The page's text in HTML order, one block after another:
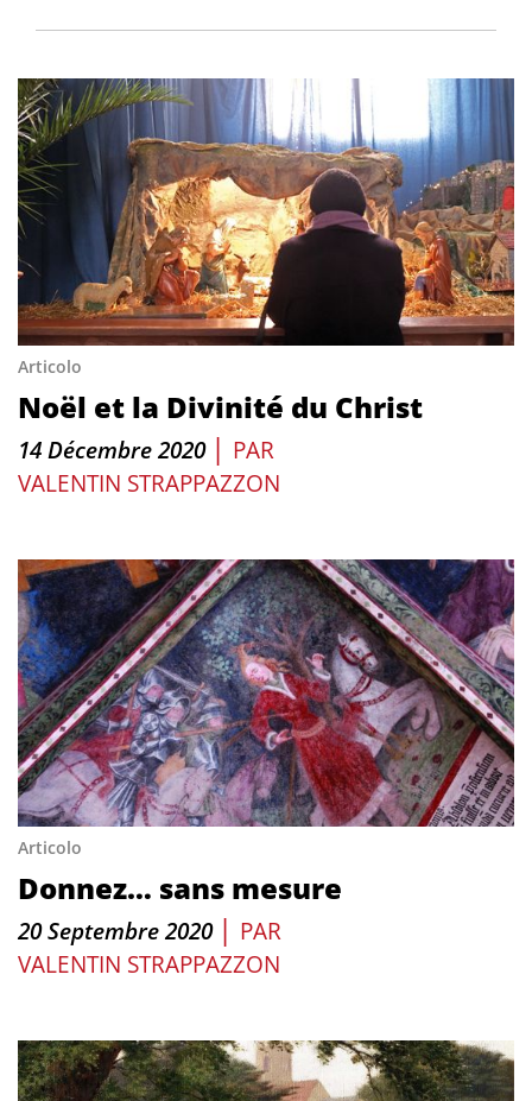
Articolo
Noël et la Divinité du Christ
14 Décembre 2020 | PAR
VALENTIN STRAPPAZZON
Articolo
Donnez… sans mesure
20 Septembre 2020 | PAR
VALENTIN STRAPPAZZON